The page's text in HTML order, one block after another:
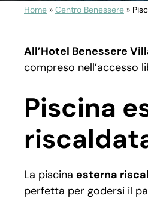
Home » Centro Benessere »
All’Hotel Benessere
compreso nell’accesso
Piscina
La piscina esterna
perfetta per godersi il